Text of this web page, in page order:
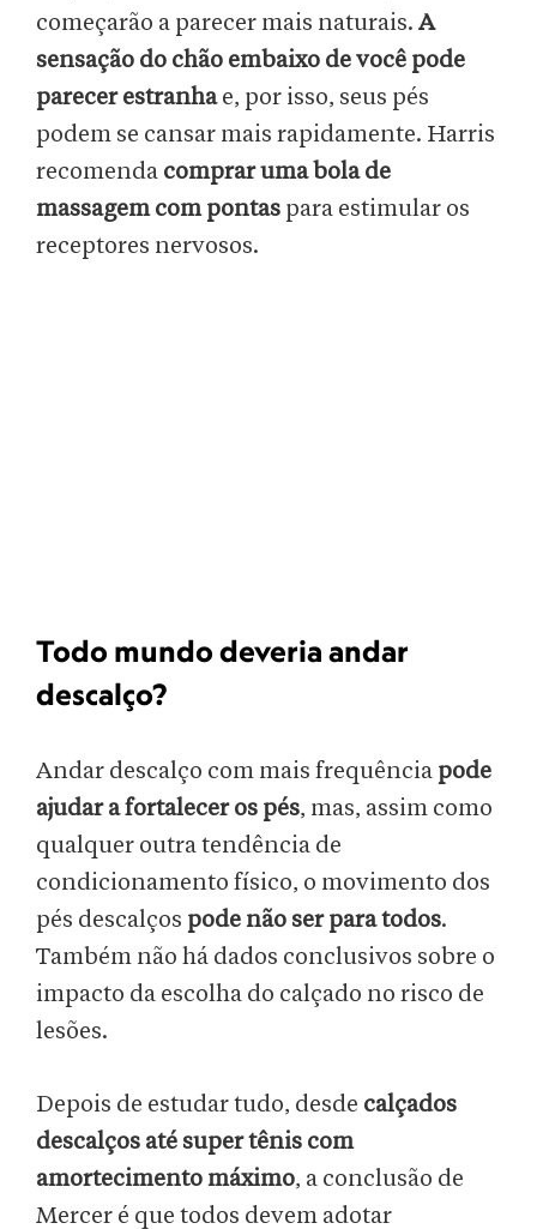
começarão a parecer mais naturais. A
sensação do chão embaixo de você pode
parecer estranhae, por isso, seus pés
podem se cansar mais rapidamente. Harris
recomenda comprar uma bola de
massagem com pontas para estimular os
receptores nervosos.
Todo mundo deveria andar
descalço?
Andar descalço com mais frequência pode
ajudar a fortalecer os pés, mas, assim como
qualquer outra tendência de
condicionamento físico, o movimento dos
pés descalços pode não ser para todos.
Também não há dados conclusivos sobre o
impacto da escolha do calçado no risco de
lesões.
Depois de estudar tudo, desde calçados
descalços até super tênis com
amortecimento máximo, a conclusão de
Mercer é que todos devem adotar